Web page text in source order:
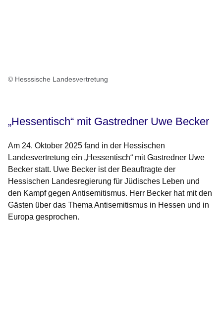
© Hesssische Landesvertretung
„Hessentisch“ mit Gastredner Uwe Becker
Am 24. Oktober 2025 fand in der Hessischen
Landesvertretung ein „Hessentisch“ mit Gastredner Uwe
Becker statt. Uwe Becker ist der Beauftragte der
Hessischen Landesregierung für Jüdisches Leben und
den Kampf gegen Antisemitismus. Herr Becker hat mit den
Gästen über das Thema Antisemitismus in Hessen und in
Europa gesprochen.